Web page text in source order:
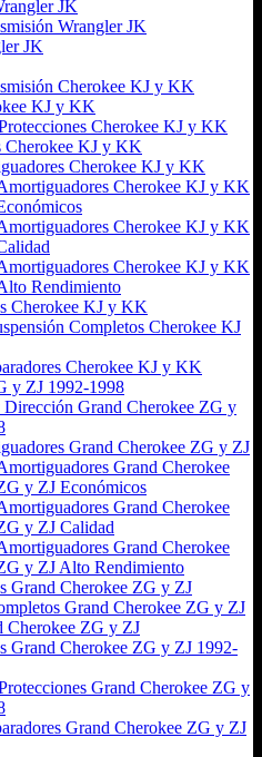
JK
Wrangler JK
JK
Cherokee KJ y KK
KJ y KK
Cherokee KJ y KK
Cherokee KJ y KK
Cherokee KJ y KK
Cherokee KJ y KK
Cherokee KJ y KK
Cherokee KJ y KK
Rendimiento
Cherokee KJ y KK
Completos Cherokee KJ
Cherokee KJ y KK
y ZJ 1992-1998
Dirección Grand Cherokee ZG y
Grand Cherokee ZG y ZJ
Grand Cherokee
y ZJ Económicos
Grand Cherokee
y ZJ Calidad
Grand Cherokee
y ZJ Alto Rendimiento
Grand Cherokee ZG y ZJ
Grand Cherokee ZG y ZJ
Cherokee ZG y ZJ
Grand Cherokee ZG y ZJ 1992-
Grand Cherokee ZG y
Grand Cherokee ZG y ZJ